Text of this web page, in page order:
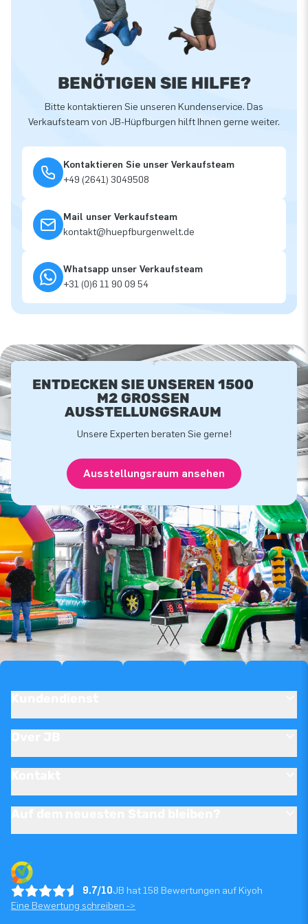
BENÖTIGEN SIE HILFE?
Bitte kontaktieren Sie unseren Kundenservice. Das
Verkaufsteam von JB-Hüpfburgen hilft Ihnen gerne weiter.
Kontaktieren Sie unser Verkaufsteam
+49 (2641) 3049508
Mail unser Verkaufsteam
kontakt@huepfburgenwelt.de
Whatsapp unser Verkaufsteam
+31 (0)6 11 90 09 54
ENTDECKEN SIE UNSEREN 1500
M2 GROSSEN A
USSTELLUNGSRAUM
Unsere Experten beraten Sie gerne!
Ausstellungsraum ansehen
9.7/10JB hat 158 Bewertungen auf Kiyoh
Eine Bewertung schreiben ->